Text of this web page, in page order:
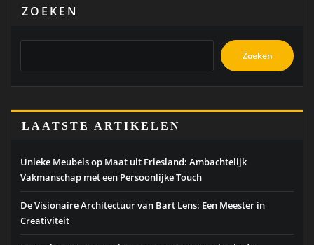
ZOEKEN
Zoeken
LAATSTE ARTIKELEN
Unieke Meubels op Maat uit Friesland: Ambachtelijk
Vakmanschap met een Persoonlijke Touch
De Visionaire Architectuur van Bart Lens: Een Meester in
Creativiteit